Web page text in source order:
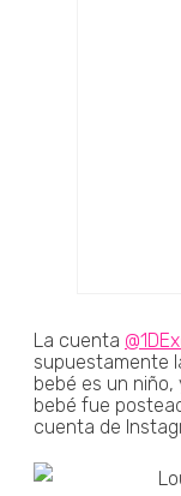
La cuenta
supuestamente
bebé es un niño,
bebé fue
cuenta de